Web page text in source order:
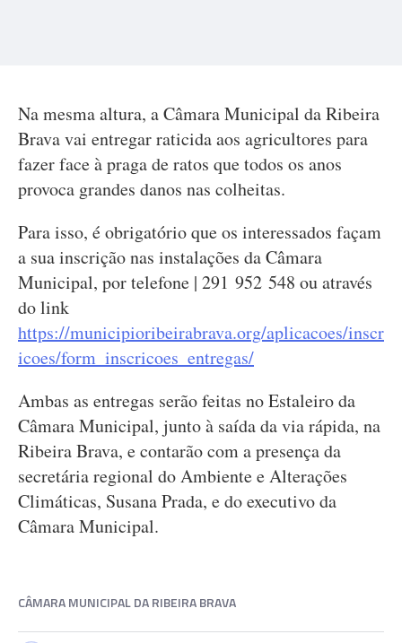
Na mesma altura, a Câmara Municipal da Ribeira
Brava vai entregar raticida aos agricultores para
fazer face à praga de ratos que todos os anos
provoca grandes danos nas colheitas.
Para isso, é obrigatório que os interessados façam
a sua inscrição nas instalações da Câmara
Municipal, por telefone | 291 952 548 ou através
do link
https://municipioribeirabrava.org/aplicacoes/inscr
icoes/form_inscricoes_entregas/
Ambas as entregas serão feitas no Estaleiro da
Câmara Municipal, junto à saída da via rápida, na
Ribeira Brava, e contarão com a presença da
secretária regional do Ambiente e Alterações
Climáticas, Susana Prada, e do executivo da
Câmara Municipal.
CÂMARA MUNICIPAL DA RIBEIRA BRAVA